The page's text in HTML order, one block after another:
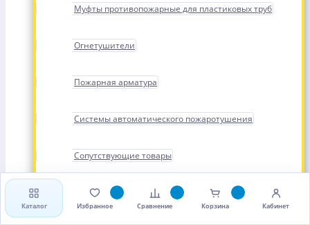
Муфты противопожарные для пластиковых труб
Огнетушители
Пожарная арматура
Системы автоматического пожаротушения
Сопутствующие товары
Стволы, рукава и головки пожарные
Каталог Избранное Сравнение Корзина Кабинет